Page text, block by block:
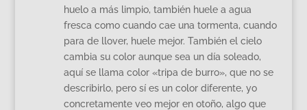
huelo a más limpio, también huele a agua
fresca como cuando cae una tormenta, cuando
para de llover, huele mejor. También el cielo
cambia su color aunque sea un día soleado,
aquí se llama color «tripa de burro», que no se
describirlo, pero sí es un color diferente, yo
concretamente veo mejor en otoño, algo que